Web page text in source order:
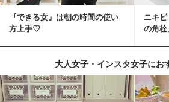
『できる女』は朝の時間の使い
方上手♡
ニキ
の角
大人女子・インスタ女子にお